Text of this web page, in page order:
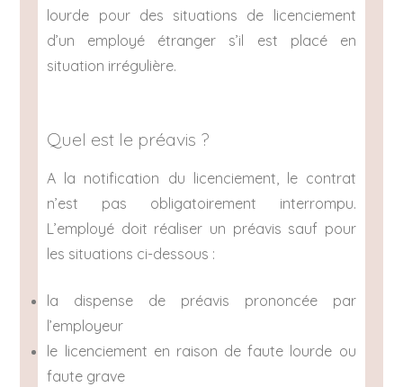
lourde pour des situations de licenciement
d’un employé étranger s’il est placé en
situation irrégulière.
Quel est le préavis ?
A la notification du licenciement, le contrat
n’est pas obligatoirement interrompu.
L’employé doit réaliser un préavis sauf pour
les situations ci-dessous :
la dispense de préavis prononcée par
l’employeur
le licenciement en raison de faute lourde ou
faute grave